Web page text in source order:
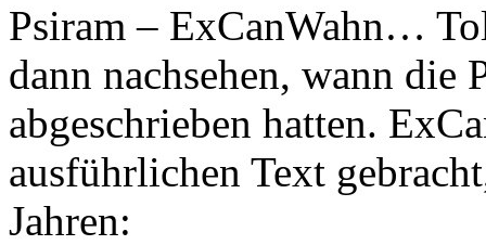
Psiram – ExCanWahn…
dann nachsehen, wann die
abgeschrieben hatten.
ausführlichen Text
Jahren: